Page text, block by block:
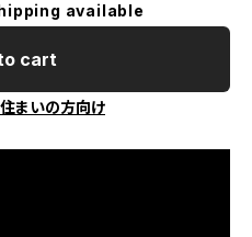
available
cart
まいの方向け